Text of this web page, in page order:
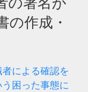
の作成・
による確認を
困った事態に